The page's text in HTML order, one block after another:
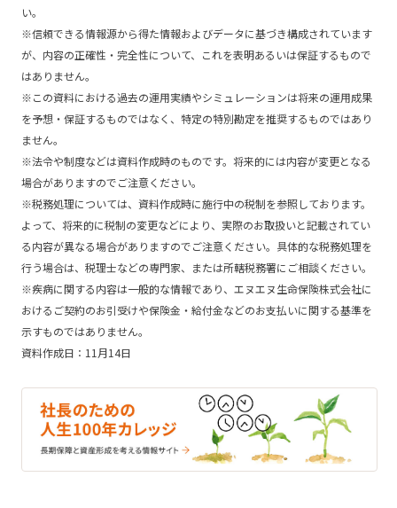
い。
※信頼できる情報源から得た情報およびデータに基づき構成されています
が、内容の正確性・完全性について、これを表明あるいは保証するもので
はありません。
※この資料における過去の運用実績やシミュレーションは将来の運用成果
を予想・保証するものではなく、特定の特別勘定を推奨するものではあり
ません。
※法令や制度などは資料作成時のものです。将来的には内容が変更となる
場合がありますのでご注意ください。
※税務処理については、資料作成時に施行中の税制を参照しております。
よって、将来的に税制の変更などにより、実際のお取扱いと記載されてい
る内容が異なる場合がありますのでご注意ください。具体的な税務処理を
行う場合は、税理士などの専門家、または所轄税務署にご相談ください。
※疾病に関する内容は一般的な情報であり、エヌエヌ生命保険株式会社に
おけるご契約のお引受けや保険金・給付金などのお支払いに関する基準を
示すものではありません。
資料作成日：11月14日